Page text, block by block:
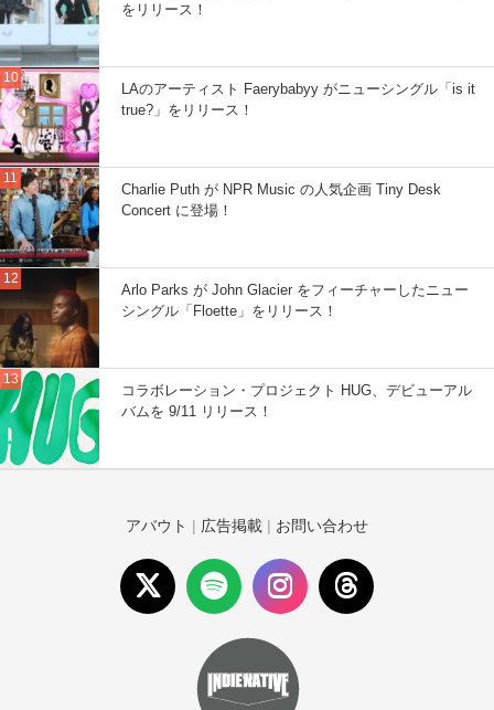
をリリース！
LAのアーティスト Faerybabyy がニューシングル「is it
true?」をリリース！
Charlie Puth が NPR Music の人気企画 Tiny Desk
Concert に登場！
Arlo Parks が John Glacier をフィーチャーしたニュー
シングル「Floette」をリリース！
コラボレーション・プロジェクト HUG、デビューアル
バムを 9/11 リリース！
アバウト | 広告掲載 | お問い合わせ